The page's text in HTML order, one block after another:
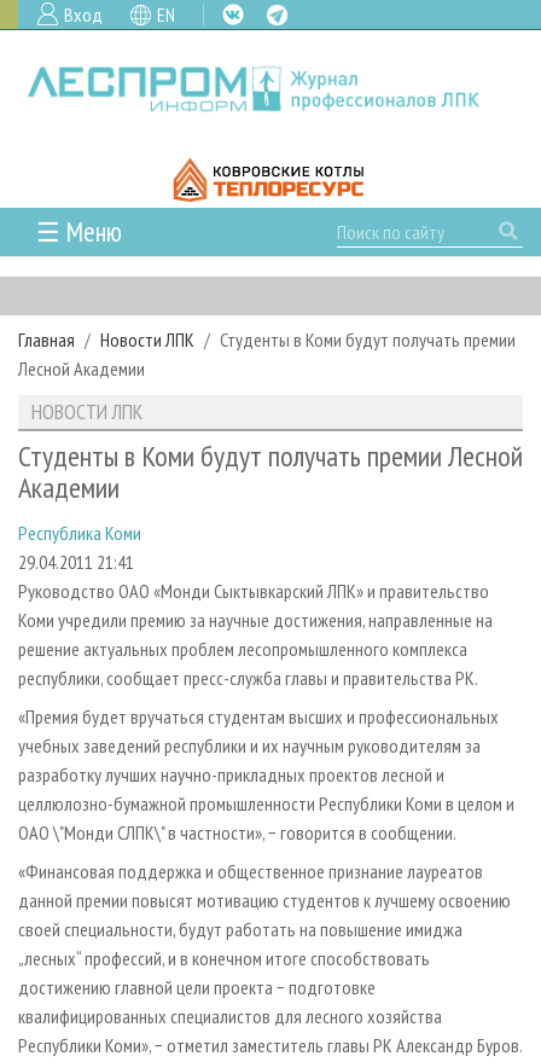
Вход EN
☰ Меню
ГЛАВНАЯ
РУБРИКИ И ТЕМЫ
РУБРИКИ ЖУРНАЛА
ЛЕСОЗАГОТОВКА
ЛЕСОПИЛЕНИЕ
СУШКА ДРЕВЕСИНЫ
ПРОИЗВОДСТВО ДРЕВЕСНЫХ ПЛИТ
ДЕРЕВЯННОЕ ДОМОСТРОЕНИЕ
ПРОИЗВОДСТВО МЕБЕЛИ
БИОЭНЕРГЕТИКА
ЦБП
ИНСТРУМЕНТ И МАТЕРИАЛЫ
НОВОСТИ
НОВОСТИ ЛПК
НОВОСТИ ЖУРНАЛА
ПРОЕКТЫ ЛПИ
АНАЛИТИКА
ПРЕДПРИЯТИЯ ЛПК
ПЕРСОНЫ
МОБИЛЬНЫЕ ВЫСТАВКИ
ОФИЦИАЛЬНЫЕ ДЕЛЕГАЦИИ
ПРИОРИТЕТНЫЕ ИНВЕСТПРОЕКТЫ
RUSSIAN FORESTRY REVIEW
ГАЗЕТА ЛЕСПРОМФОРУМ
БИБЛИОТЕКА СПЕЦИАЛИСТА
АРХИВ ЖУРНАЛОВ
СТАТЬИ
О ЖУРНАЛЕ
ПОДПИСКА
КОНТАКТЫ
РЕКЛАМОДАТЕЛЯМ
РЕКЛАМА
РЕКЛАМА НА САЙТЕ
Главная Новости ЛПК
Студенты в Коми будут получать премии
Лесной Академии
НОВОСТИ ЛПК
Студенты в Коми будут получать премии Лесной
Академии
Республика Коми
29.04.2011 21:41
Руководство ОАО «Монди Сыктывкарский ЛПК» и правительство
Коми учредили премию за научные достижения, направленные на
решение актуальных проблем лесопромышленного комплекса
республики, сообщает пресс-служба главы и правительства РК.
«Премия будет вручаться студентам высших и профессиональных
учебных заведений республики и их научным руководителям за
разработку лучших научно-прикладных проектов лесной и
целлюлозно-бумажной промышленности Республики Коми в целом и
ОАО \"Монди СЛПК\" в частности», − говорится в сообщении.
«Финансовая поддержка и общественное признание лауреатов
данной премии повысят мотивацию студентов к лучшему освоению
своей специальности, будут работать на повышение имиджа
„лесных“ профессий, и в конечном итоге способствовать
достижению главной цели проекта − подготовке
квалифицированных специалистов для лесного хозяйства
Республики Коми», − отметил заместитель главы РК Александр Буров.